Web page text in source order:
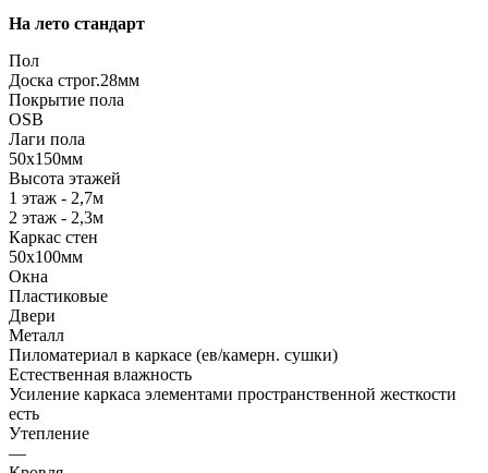
На лето стандарт
Пол
Доска строг.28мм
Покрытие пола
OSB
Лаги пола
50х150мм
Высота этажей
1 этаж - 2,7м
2 этаж - 2,3м
Каркас стен
50х100мм
Окна
Пластиковые
Двери
Металл
Пиломатериал в каркасе (ев/камерн. сушки)
Естественная влажность
Усиление каркаса элементами пространственной жесткости
есть
Утепление
—